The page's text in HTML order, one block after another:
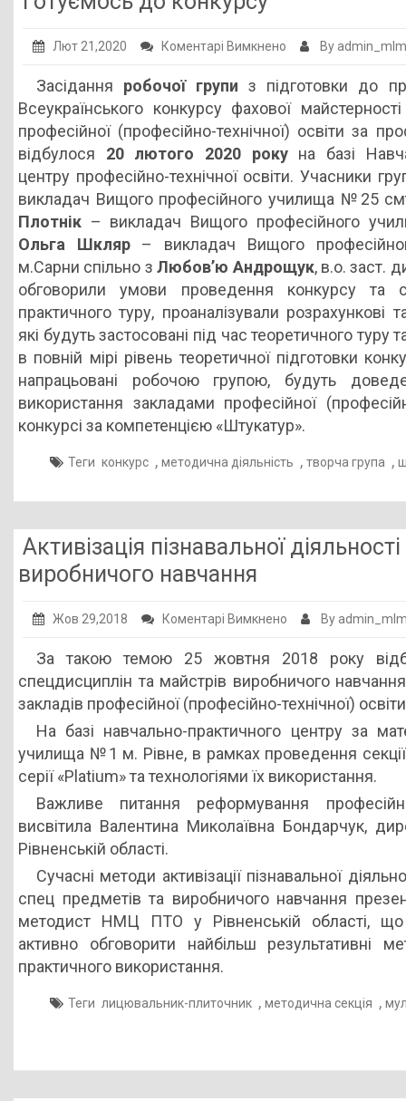
Публічна інформація
Заклади ПТО
Оголошення
Галерея
НМЦ ПТО України
Лют 21,2020 Коментарі Вимкнено до
до
конкурсу
By admin_mlm
Засідання робочої групи з підготовки до
Всеукраїнського конкурсу фахової
професійної (професійно-технічної) освіти за
відбулося 20 лютого 2020 рокуна базі
центру професійно-технічної освіти. Учасники
викладач Вищого професійного училища №25
Плотнік – викладач Вищого професійного
Ольга Шкляр– викладач Вищого
м.Сарни спільно зЛюбов’ю Андрощук, в.о. заст.
обговорили умови проведення конкурсу та
практичного туру, проаналізували розрахункові
які будуть застосовані під час теоретичного туру
в повній мірі рівень теоретичної підготовки
напрацьовані робочою групою, будуть
використання закладами професійної
конкурсі за компетенцією «Штукатур».
Теги конкурс , методична діяльність , творча група ,
Активізація пізнавальної
виробничого навчання
Жов 29,2018 Коментарі Вимкнено до
пізнавальної
діяльності
учнів
на
уроках
спецпредметів
та
виробничого
By
За такою темою 25 жовтня 2018 року
спецдисциплін та майстрів виробничого
закладів професійної (професійно-технічної)
На базі навчально-практичного центру за
училища №1 м. Рівне, в рамках проведення
серії «Platium» та технологіями їх використання.
Важливе питання реформування
висвітила Валентина Миколаївна Бондарчук,
Рівненській області.
Сучасні методи активізації пізнавальної
спец предметів та виробничого навчання
методист НМЦ ПТО у Рівненській області,
активно обговорити найбільш результативні
практичного використання.
Теги лицювальник-плиточник , методична секція ,